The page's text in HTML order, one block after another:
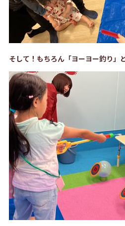
そして！もちろん「ヨーヨー釣り」